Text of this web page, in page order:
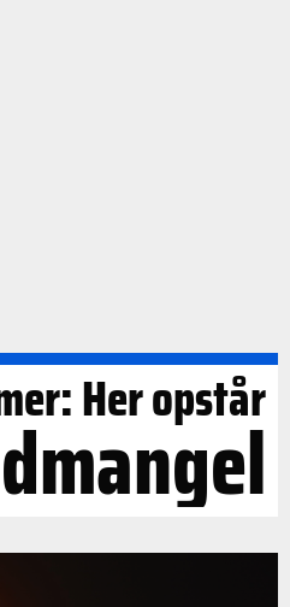
Her opstår